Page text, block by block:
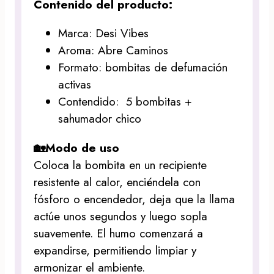
Contenido del producto:
Marca: Desi Vibes
Aroma: Abre Caminos
Formato: bombitas de defumación
activas
Contendido: 5 bombitas +
sahumador chico
🏡Modo de uso
Coloca la bombita en un recipiente
resistente al calor, enciéndela con
fósforo o encendedor, deja que la llama
actúe unos segundos y luego sopla
suavemente. El humo comenzará a
expandirse, permitiendo limpiar y
armonizar el ambiente.